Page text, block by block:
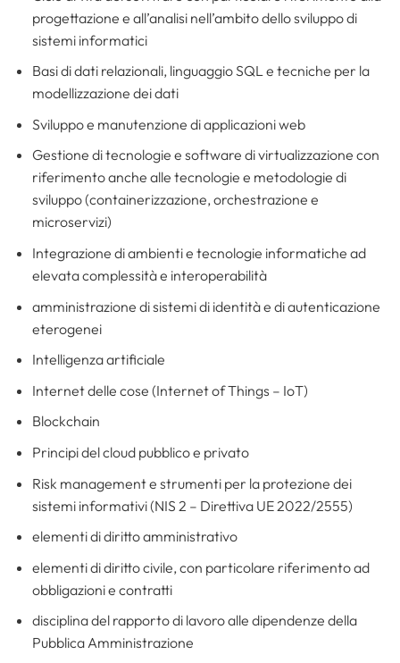
progettazione e all’analisi nell’ambito dello sviluppo di
sistemi informatici
Basi di dati relazionali, linguaggio SQL e tecniche per la
modellizzazione dei dati
Sviluppo e manutenzione di applicazioni web
Gestione di tecnologie e software di virtualizzazione con
riferimento anche alle tecnologie e metodologie di
sviluppo (containerizzazione, orchestrazione e
microservizi)
Integrazione di ambienti e tecnologie informatiche ad
elevata complessità e interoperabilità
amministrazione di sistemi di identità e di autenticazione
eterogenei
Intelligenza artificiale
Internet delle cose (Internet of Things – IoT)
Blockchain
Principi del cloud pubblico e privato
Risk management e strumenti per la protezione dei
sistemi informativi (NIS 2 – Direttiva UE 2022/2555)
elementi di diritto amministrativo
elementi di diritto civile, con particolare riferimento ad
obbligazioni e contratti
disciplina del rapporto di lavoro alle dipendenze della
Pubblica Amministrazione